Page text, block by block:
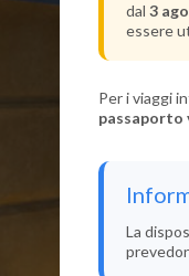
dal 3
essere
Per i viaggi
passaporto
La